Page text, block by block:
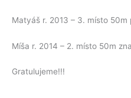
Matyáš r. 2013 – 3. místo 50m
Míša r. 2014 – 2. místo 50m
Gratulujeme!!!